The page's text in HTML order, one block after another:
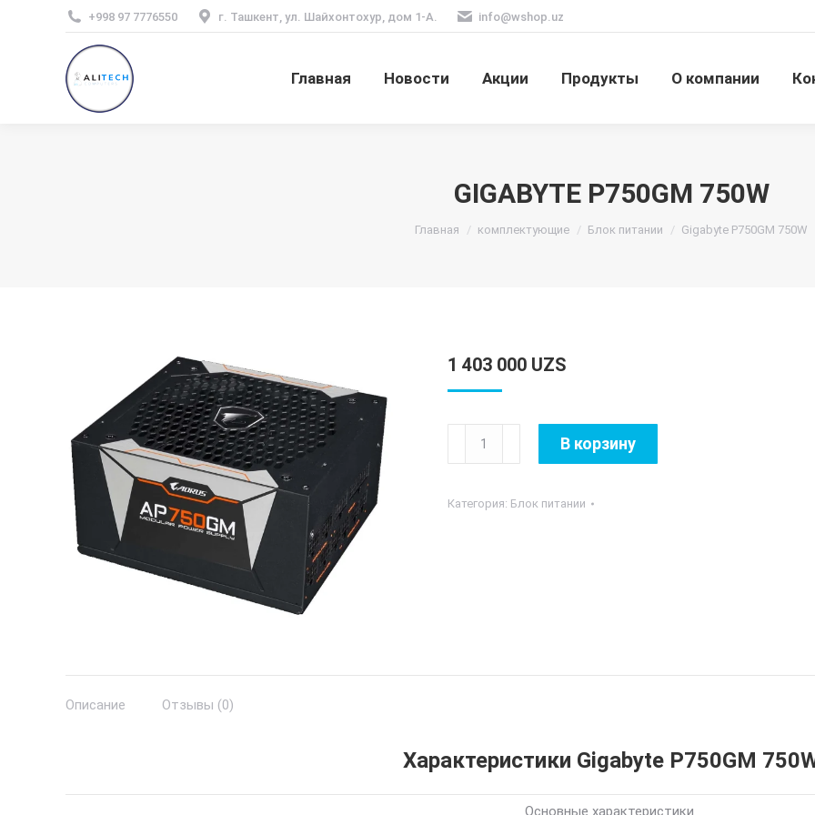
+998 97 7776550 г. Ташкент, ул. Шайхонтохур, дом 1-А. info@wshop.uz
Главная Новости Акции Продукты О компании
GIGABYTE P750GM 750W
Вы здесь:
Главная комплектующие Блок питании Gigabyte P750GM 750W
1 403 000 UZS
Количество
товара
P750GM
В корзину
Категория: Блок питании
Описание Отзывы (0)
Характеристики Gigabyte P750GM
Основные характеристики